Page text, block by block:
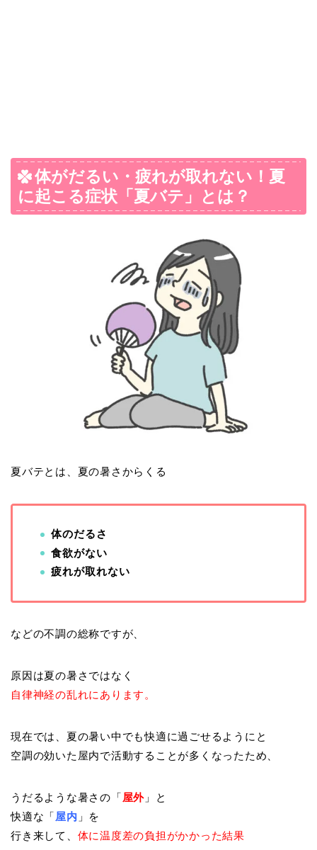
体がだるい・疲れが取れない！夏
に起こる症状「夏バテ」とは？
夏バテとは、夏の暑さからくる
体のだるさ
食欲がない
疲れが取れない
などの不調の総称ですが、
原因は夏の暑さではなく
自律神経の乱れにあります。
現在では、夏の暑い中でも快適に過ごせるようにと
空調の効いた屋内で活動することが多くなったため、
うだるような暑さの「屋外 」と
快適な「屋内 」を
行き来して、 体に温度差の負担がかかった結果